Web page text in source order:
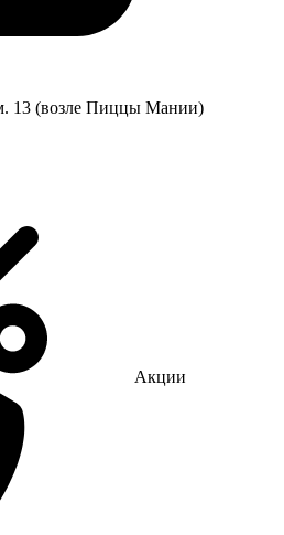
13 (возле Пиццы Мании)
Акции